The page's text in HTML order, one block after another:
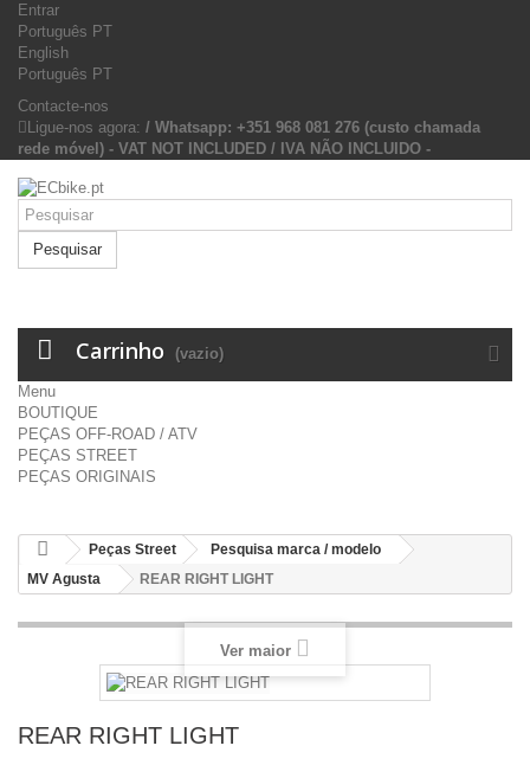
Entrar
Português PT
English
Português PT
Contacte-nos
Ligue-nos agora: / Whatsapp: +351 968 081 276 (custo chamada
rede móvel) - VAT NOT INCLUDED / IVA NÃO INCLUIDO -
Pesquisar
Carrinho (vazio)
Menu
BOUTIQUE
PEÇAS OFF-ROAD / ATV
PEÇAS STREET
PEÇAS ORIGINAIS
Peças Street
Pesquisa marca / modelo
MV Agusta
REAR RIGHT LIGHT
Ver maior
REAR RIGHT LIGHT